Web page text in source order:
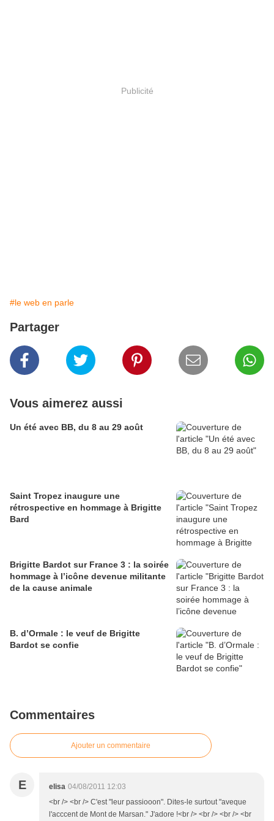
Publicité
#le web en parle
Partager
Vous aimerez aussi
Un été avec BB, du 8 au 29 août
Saint Tropez inaugure une
rétrospective en hommage à Brigitte
Bard
Brigitte Bardot sur France 3 : la soirée
hommage à l’icône devenue militante
de la cause animale
B. d’Ormale : le veuf de Brigitte
Bardot se confie
Commentaires
Ajouter un commentaire
E elisa 04/08/2011 12:03
<br /> <br /> C'est "leur passiooon". Dites-le surtout "aveque
l'acccent de Mont de Marsan." J'adore !<br /> <br /> <br /> <br